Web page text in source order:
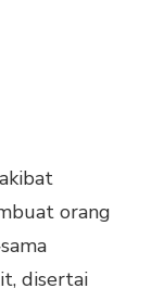
orang
disertai